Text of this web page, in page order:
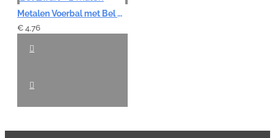
Metalen Voerbal met Bel Zwart - 2 maten
€ 4,76